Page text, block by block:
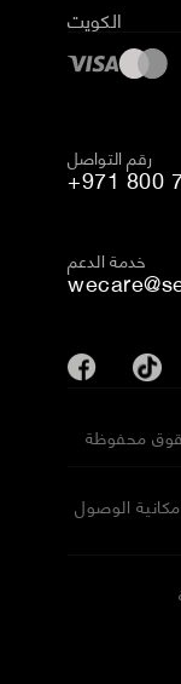
الكويت
رقم التواصل
+971 800
خدمة الدعم
الوصول